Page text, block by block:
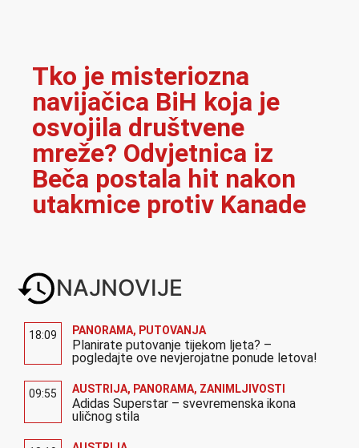
Tko je misteriozna
navijačica BiH koja je
osvojila društvene
mreže? Odvjetnica iz
Beča postala hit nakon
utakmice protiv Kanade
NAJNOVIJE
18:09 PANORAMA, PUTOVANJA
Planirate putovanje tijekom ljeta? –
pogledajte ove nevjerojatne ponude letova!
09:55 AUSTRIJA, PANORAMA, ZANIMLJIVOSTI
Adidas Superstar – svevremenska ikona
uličnog stila